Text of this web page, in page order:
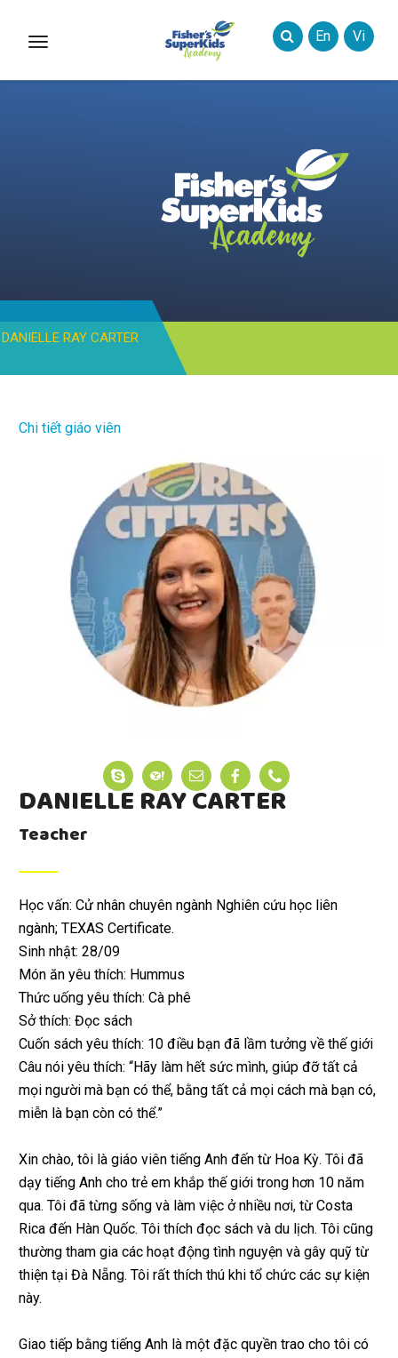
Toggle
En Vi
DANIELLE RAY CARTER
Chi tiết giáo viên
DANIELLE RAY CARTER
Teacher
Học vấn: Cử nhân chuyên ngành Nghiên cứu học liên
ngành; TEXAS Certificate.
Sinh nhật: 28/09
Món ăn yêu thích: Hummus
Thức uống yêu thích: Cà phê
Sở thích: Đọc sách
Cuốn sách yêu thích: 10 điều bạn đã lầm tưởng về thế giới
Câu nói yêu thích: “Hãy làm hết sức mình, giúp đỡ tất cả
mọi người mà bạn có thể, bằng tất cả mọi cách mà bạn có,
miễn là bạn còn có thể.”
Xin chào, tôi là giáo viên tiếng Anh đến từ Hoa Kỳ. Tôi đã
dạy tiếng Anh cho trẻ em khắp thế giới trong hơn 10 năm
qua. Tôi đã từng sống và làm việc ở nhiều nơi, từ Costa
Rica đến Hàn Quốc. Tôi thích đọc sách và du lịch. Tôi cũng
thường tham gia các hoạt động tình nguyện và gây quỹ từ
thiện tại Đà Nẵng. Tôi rất thích thú khi tổ chức các sự kiện
này.
Giao tiếp bằng tiếng Anh là một đặc quyền trao cho tôi có